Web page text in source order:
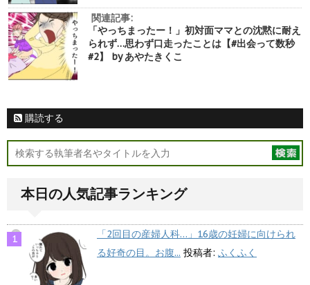
関連記事:
「やっちまったー！」初対面ママとの沈黙に耐え
られず…思わず口走ったことは【#出会って数秒
#2】 by あやたきくこ
購読する
本日の人気記事ランキング
「2回目の産婦人科…」16歳の妊婦に向けられ
る好奇の目。お腹... 投稿者: ふくふく